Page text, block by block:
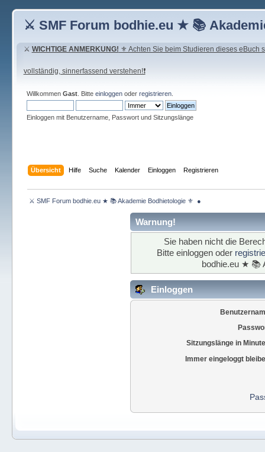
⚔ SMF Forum bodhie.eu ★ 📚
⚔ WICHTIGE ANMERKUNG! ⚜ Achten Sie beim Studieren dieses eBuch
vollständig, sinnerfassend verstehen!❗
Willkommen Gast. Bitte einloggenoder registrieren.
Einloggen mit Benutzername, Passwort und Sitzungslänge
Übersicht Hilfe Suche Kalender Einloggen Registrieren
⚔ SMF Forum bodhie.eu ★ 📚 Akademie Bodhietologie ⚜  ●
Warnung!
Sie haben nicht die
Bitte einloggen oder
bodhie.eu ★ 📚
Einloggen
Sitzungslänge in
Immer eingeloggt